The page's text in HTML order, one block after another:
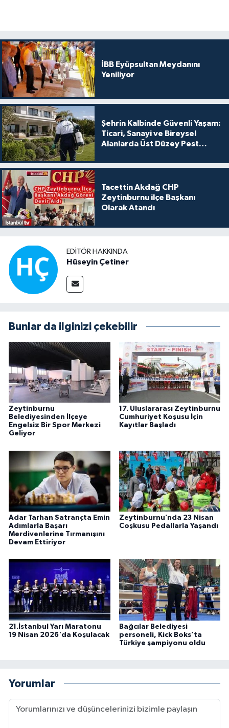
İBB Eyüpsultan Meydanını
Yeniliyor
Şehrin Kalbinde Güvenli Yaşam:
Ticari, Sanayi ve Bireysel
Alanlarda Üst Düzey Pest
Tacettin Akdağ CHP
Zeytinburnu ilçe Başkanı
Olarak Atandı
EDITÖR HAKKINDA
Hüseyin Çetiner
Bunlar da ilginizi çekebilir
Zeytinburnu
Belediyesinden İlçeye
Engelsiz Bir Spor Merkezi
Geliyor
17. Uluslararası Zeytinburnu
Cumhuriyet Koşusu İçin
Kayıtlar Başladı
Adar Tarhan Satrançta Emin
Adımlarla Başarı
Merdivenlerine Tırmanışını
Devam Ettiriyor
Zeytinburnu’nda 23 Nisan
Coşkusu Pedallarla Yaşandı
21.İstanbul Yarı Maratonu
19 Nisan 2026'da Koşulacak
Bağcılar Belediyesi
personeli, Kick Boks’ta
Türkiye şampiyonu oldu
Yorumlar